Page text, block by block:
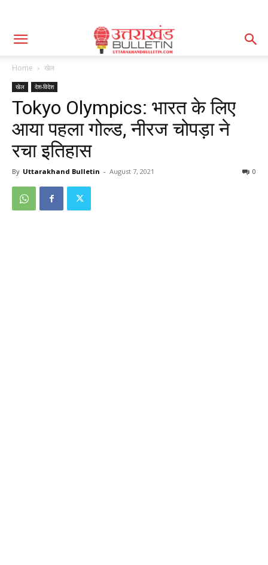
Home खेल
खेल देश-विदेश
Tokyo Olympics: भारत के लिए
आया पहला गोल्ड, नीरज चोपड़ा ने
रचा इतिहास
By Uttarakhand Bulletin - August 7, 2021 0